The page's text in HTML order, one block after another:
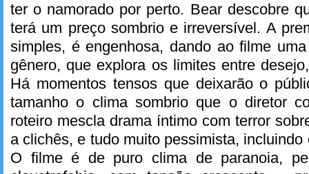
ter o namorado por perto. Bear descobre
terá um preço sombrio e irreversível. A
simples, é engenhosa, dando ao filme
gênero, que explora os limites entre
Há momentos tensos que deixarão o
tamanho o clima sombrio que o diretor
roteiro mescla drama íntimo com terror
a clichês, e tudo muito pessimista, incluindo
O filme é de puro clima de paranoia,